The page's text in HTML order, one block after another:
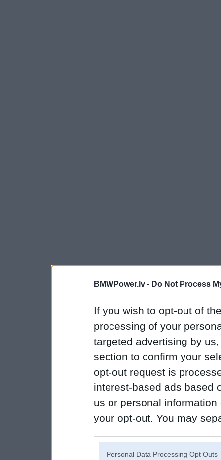
BMWPower.lv - Do Not Process
If you wish to opt-out of
processing of your
targeted advertising by
section to confirm your
opt-out request is
interest-based ads based
us or personal
your opt-out. You may
Personal Data Processing Opt Outs